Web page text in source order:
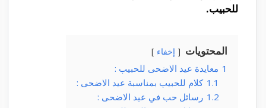
للحبيب.
المحتويات إخفاء
1 معايدة عيد الاضحى للحبيب :
1.1 كلام للحبيب بمناسبة عيد الاضحى :
1.2 رسائل حب في عيد الاضحى :